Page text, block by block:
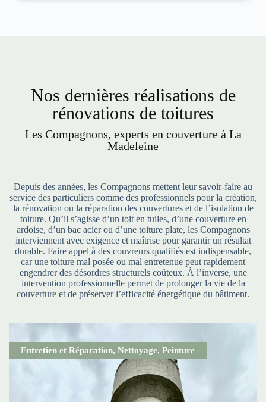
Nos dernières réalisations de
rénovations de toitures
Les Compagnons, experts en couverture à La
Madeleine
Depuis des années, les Compagnons mettent leur savoir-faire au
service des particuliers comme des professionnels pour la création,
la rénovation ou la réparation des couvertures et de l’isolation de
toiture. Qu’il s’agisse d’un toit en tuiles, d’une couverture en
ardoise, d’un bac acier ou d’une toiture plate, les Compagnons
interviennent avec exigence et maîtrise pour garantir un résultat
durable. Faire appel à des couvreurs qualifiés est indispensable,
car une toiture mal posée ou mal entretenue peut rapidement
engendrer des désordres structurels coûteux. À l’inverse, une
intervention professionnelle permet de prolonger la vie de la
couverture et de préserver l’efficacité énergétique du bâtiment.
Entretien et Réparation, Nettoyage, Peinture